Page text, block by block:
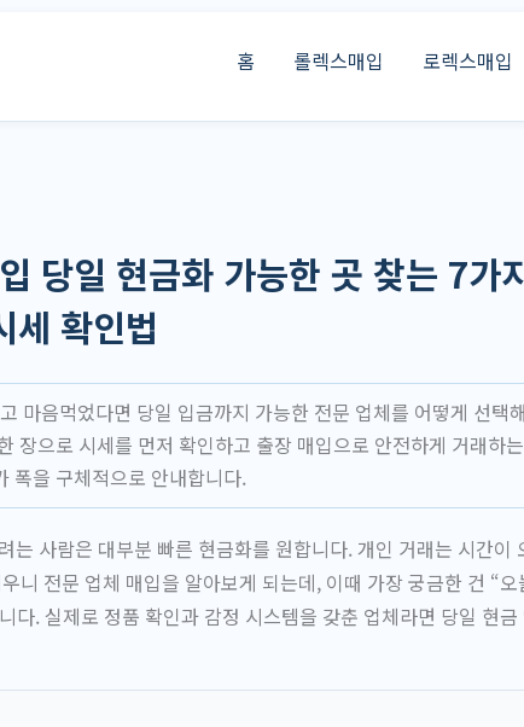
홈 롤렉스매입 로렉스매입
당일 현금화 가능한 곳 찾는 7가
세 확인법
마음먹었다면 당일 입금까지 가능한 전문 업체를 어떻게 선택
장으로 시세를 먼저 확인하고 출장 매입으로 안전하게 거래하
폭을 구체적으로 안내합니다.
는 사람은 대부분 빠른 현금화를 원합니다. 개인 거래는 시간이
니 전문 업체 매입을 알아보게 되는데, 이때 가장 궁금한 건 “
다. 실제로 정품 확인과 감정 시스템을 갖춘 업체라면 당일 현금